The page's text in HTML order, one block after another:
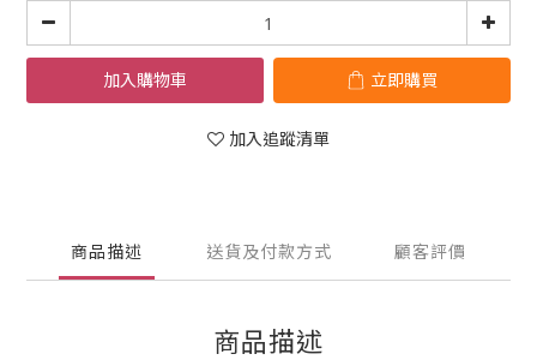
加入購物車 立即購買
加入追蹤清單
商品描述 送貨及付款方式 顧客評價
商品描述